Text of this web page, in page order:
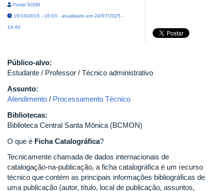
Portal SISBI
16/10/2016 - 16:03 - atualizado em 24/07/2025 -
14:44
Público-alvo:
Estudante / Professor / Técnico administrativo
Assunto:
Atendimento / Processamento Técnico
Bibliotecas:
Biblioteca Central Santa Mônica (BCMON)
O que é Ficha Catalográfica?
Tecnicamente chamada de dados internacionais de
catalogação-na-publicação, a ficha catalográfica é um recurso
técnico que contém as principais informações bibliográficas de
uma publicação (autor, título, local de publicação, assuntos,